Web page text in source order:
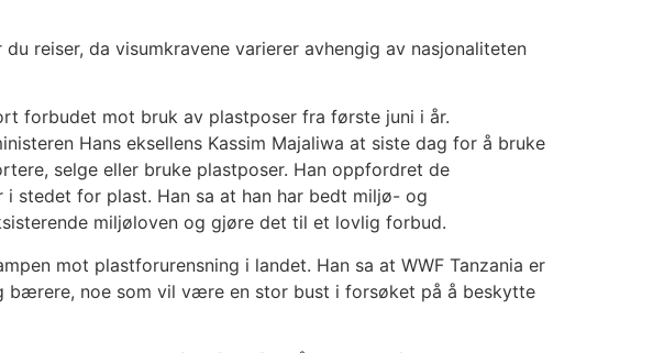
reiser, da visumkravene varierer avhengig av nasjonaliteten
forbudet mot bruk av plastposer fra første juni i år.
Hans eksellens Kassim Majaliwa at siste dag for å bruke
selge eller bruke plastposer. Han oppfordret de
stedet for plast. Han sa at han har bedt miljø- og
miljøloven og gjøre det til et lovlig forbud.
mot plastforurensning i landet. Han sa at WWF Tanzania er
bærere, noe som vil være en stor bust i forsøket på å beskytte